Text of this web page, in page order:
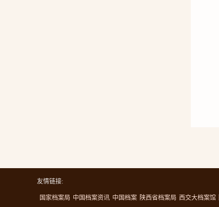
友情链接:
国家档案局 中国档案资讯 中国档案 陕西省档案局 西交大档案馆